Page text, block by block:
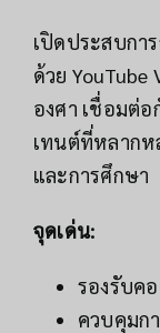
เปิดประสบกา
ด้วย
องศา เชื่อมต่อ
เทนต์ที่หลากห
และการศึกษา
จุดเด่น:
รองรับค
ควบคุมก